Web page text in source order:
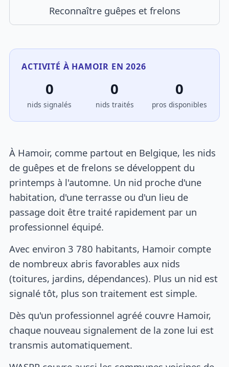
Reconnaître guêpes et frelons
ACTIVITÉ À HAMOIR EN 2026
0
nids signalés
0
nids traités
0
pros disponibles
À Hamoir, comme partout en Belgique, les nids
de guêpes et de frelons se développent du
printemps à l'automne. Un nid proche d'une
habitation, d'une terrasse ou d'un lieu de
passage doit être traité rapidement par un
professionnel équipé.
Avec environ 3 780 habitants, Hamoir compte
de nombreux abris favorables aux nids
(toitures, jardins, dépendances). Plus un nid est
signalé tôt, plus son traitement est simple.
Dès qu'un professionnel agréé couvre Hamoir,
chaque nouveau signalement de la zone lui est
transmis automatiquement.